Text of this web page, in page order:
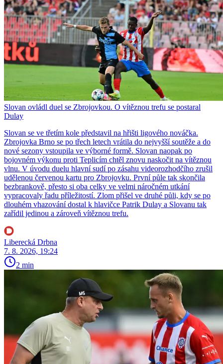
Slovan ovládl duel se Zbrojovkou. O vítěznou trefu se postaral
Dulay
Slovan se ve třetím kole představil na hřišti ligového nováčka.
Zbrojovka Brno se po třech letech vrátila do nejvyšší soutěže a do
nové sezony vstoupila ve výborné formě. Slovan naopak po
bojovném výkonu proti Teplicím chtěl znovu naskočit na vítěznou
vlnu. V úvodu duelu hlavní sudí po zásahu videorozhodčího zrušil
udělenou červenou kartu pro Zbrojovku. První půle tak skončila
bezbrankově, přesto si oba celky ve velmi náročném utkání
vypracovaly řadu příležitostí. Zlom přišel ve druhé půli, kdy se po
dlouhém vhazování dostal k hlavičce Patrik Dulay a Slovanu tak
zařídil jedinou a zároveň vítěznou trefu.
Liberecká Drbna
7. 8. 2026, 19:24
2 min